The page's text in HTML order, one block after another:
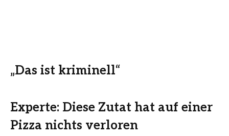
„Das ist kriminell“
Experte: Diese Zutat hat auf einer
Pizza nichts verloren